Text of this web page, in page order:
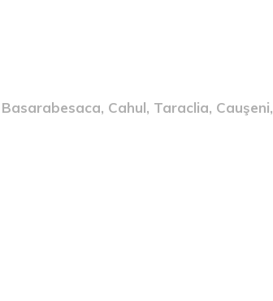
Cahul, Taraclia, Cauşeni,